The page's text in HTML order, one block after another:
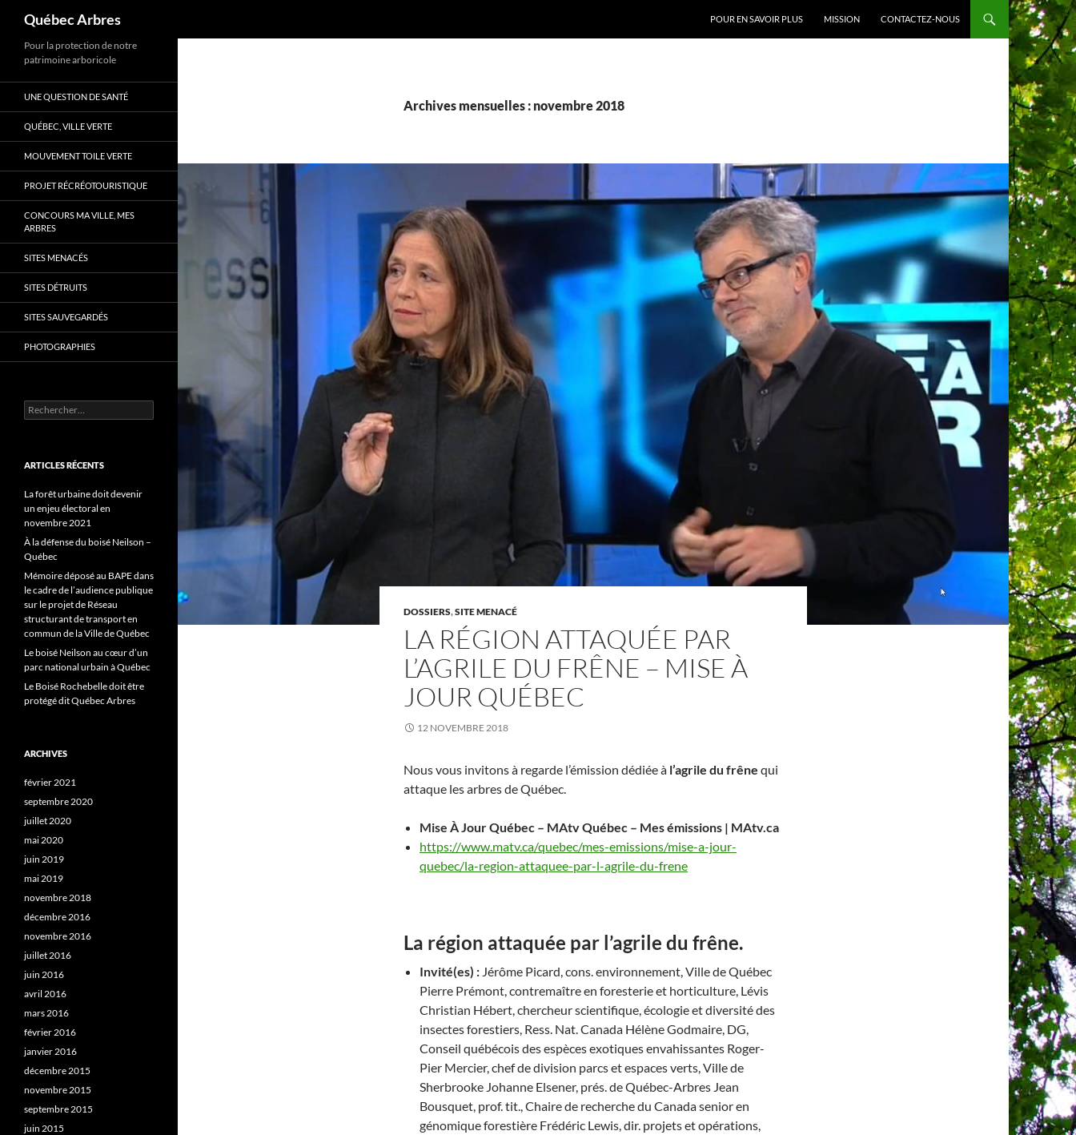
Aller
contenu
Québec Arbres POUR EN SAVOIR PLUS MISSION CONTACTEZ-NOUS
Archives mensuelles : novembre 2018
DOSSIERS,SITE MENACÉ
LA RÉGION ATTAQUÉE PAR
L’AGRILE DU FRÊNE – MISE À
JOUR QUÉBEC
12 NOVEMBRE 2018
Nous vous invitons à regarde l’émission dédiée à l’agrile du frêne qui
attaque les arbres de Québec.
Mise À Jour Québec – MAtv Québec – Mes émissions | MAtv.ca
https://www.matv.ca/quebec/mes-emissions/mise-a-jour-
quebec/la-region-attaquee-par-l-agrile-du-frene
La région attaquée par l’agrile du frêne.
Invité(es) : Jérôme Picard, cons. environnement, Ville de Québec
Pierre Prémont, contremaître en foresterie et horticulture, Lévis
Christian Hébert, chercheur scientifique, écologie et diversité des
insectes forestiers, Ress. Nat. Canada Hélène Godmaire, DG,
Conseil québécois des espèces exotiques envahissantes Roger-
Pier Mercier, chef de division parcs et espaces verts, Ville de
Sherbrooke Johanne Elsener, prés. de Québec-Arbres Jean
Bousquet, prof. tit., Chaire de recherche du Canada senior en
génomique forestière Frédéric Lewis, dir. projets et opérations,
Pour la protection de notre
patrimoine arboricole
UNE QUESTION DE SANTÉ
QUÉBEC, VILLE VERTE
MOUVEMENT TOILE VERTE
PROJET RÉCRÉOTOURISTIQUE
CONCOURS MA VILLE, MES
ARBRES
SITES MENACÉS
SITES DÉTRUITS
SITES SAUVEGARDÉS
PHOTOGRAPHIES
Rechercher :
ARTICLES RÉCENTS
La forêt urbaine doit devenir
un enjeu électoral en
novembre 2021
À la défense du boisé Neilson –
Québec
Mémoire déposé au BAPE dans
le cadre de l’audience publique
sur le projet de Réseau
structurant de transport en
commun de la Ville de Québec
Le boisé Neilson au cœur d’un
parc national urbain à Québec
Le Boisé Rochebelle doit être
protégé dit Québec Arbres
ARCHIVES
février 2021
septembre 2020
juillet 2020
mai 2020
juin 2019
mai 2019
novembre 2018
décembre 2016
novembre 2016
juillet 2016
juin 2016
avril 2016
mars 2016
février 2016
janvier 2016
décembre 2015
novembre 2015
septembre 2015
juin 2015